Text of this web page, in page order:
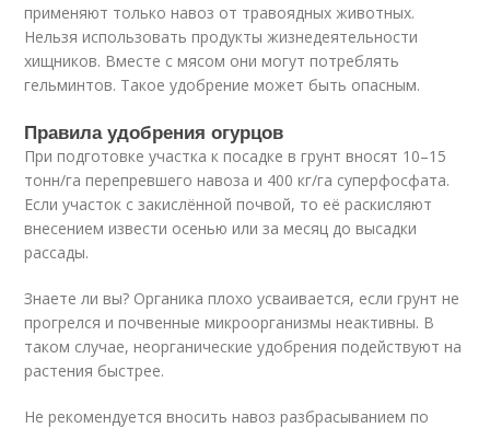
применяют только навоз от травоядных животных.
Нельзя использовать продукты жизнедеятельности
хищников. Вместе с мясом они могут потреблять
гельминтов. Такое удобрение может быть опасным.
Правила удобрения огурцов
При подготовке участка к посадке в грунт вносят 10–15
тонн/га перепревшего навоза и 400 кг/га суперфосфата.
Если участок с закислённой почвой, то её раскисляют
внесением извести осенью или за месяц до высадки
рассады.
Знаете ли вы? Органика плохо усваивается, если грунт не
прогрелся и почвенные микроорганизмы неактивны. В
таком случае, неорганические удобрения подействуют на
растения быстрее.
Не рекомендуется вносить навоз разбрасыванием по